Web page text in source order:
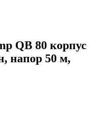
QB 80 корпус
напор 50 м,